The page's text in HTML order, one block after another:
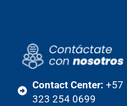
Contact Center: +57
323 254 0699